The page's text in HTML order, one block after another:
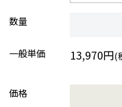
数量
一般単価
13,970円(
価格